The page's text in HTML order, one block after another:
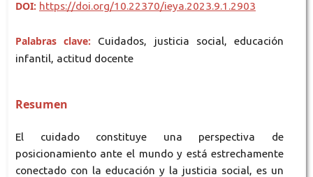
DOI: https://doi.org/10.22370/ieya.2023.9.1.2903
Palabras clave: Cuidados, justicia social, educación
infantil, actitud docente
Resumen
El cuidado constituye una perspectiva de
posicionamiento ante el mundo y está estrechamente
conectado con la educación y la justicia social, es un